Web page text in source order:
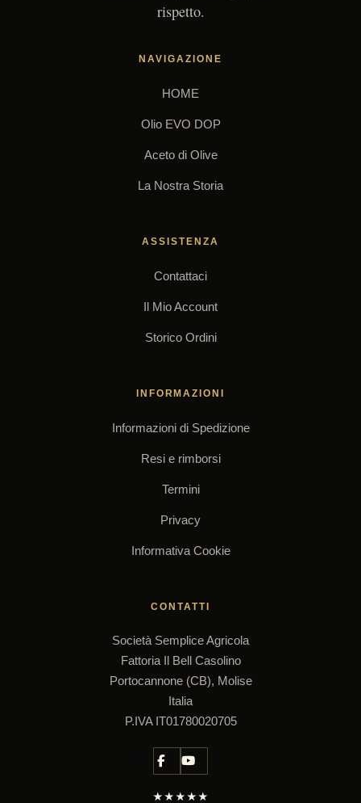
rispetto.
NAVIGAZIONE
HOME
Olio EVO DOP
Aceto di Olive
La Nostra Storia
ASSISTENZA
Contattaci
Il Mio Account
Storico Ordini
INFORMAZIONI
Informazioni di Spedizione
Resi e rimborsi
Termini
Privacy
Informativa Cookie
CONTATTI
Società Semplice Agricola
Fattoria Il Bell Casolino
Portocannone (CB), Molise
Italia
P.IVA IT01780020705
★★★★★